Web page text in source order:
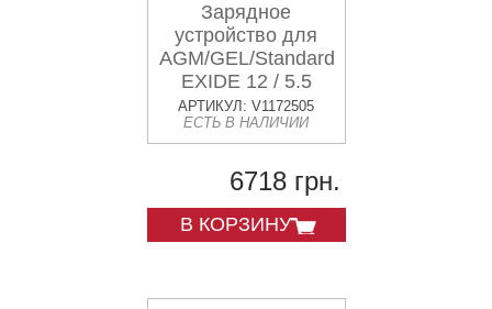
Зарядное
устройство для
AGM/GEL/Standard
EXIDE 12 / 5.5
АРТИКУЛ: V1172505
ЕСТЬ В НАЛИЧИИ
6718 грн.
В КОРЗИНУ